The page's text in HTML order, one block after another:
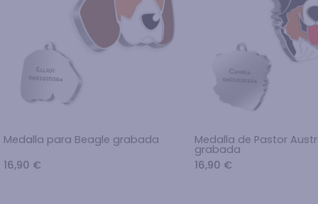
Medalla para Beagle grabada
16,90 €
Medalla de Pastor
grabada
16,90 €